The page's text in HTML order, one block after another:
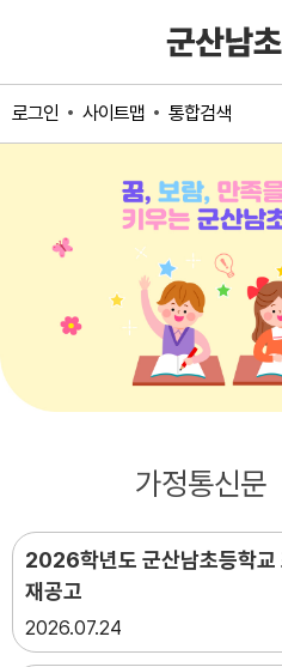
로그인 사이트맵 통합검색
가정통신문
2026학년도 군산남초등학교
재공고
2026 07.24